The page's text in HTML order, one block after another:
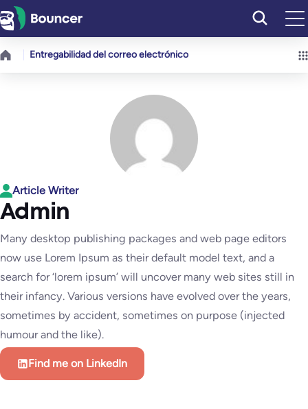
Saltar
al
contenido
Entregabilidad del correo electrónico
Article Writer
Admin
Many desktop publishing packages and web page editors
now use Lorem Ipsum as their default model text, and a
search for ‘lorem ipsum’ will uncover many web sites still in
their infancy. Various versions have evolved over the years,
sometimes by accident, sometimes on purpose (injected
humour and the like).
Find me on LinkedIn